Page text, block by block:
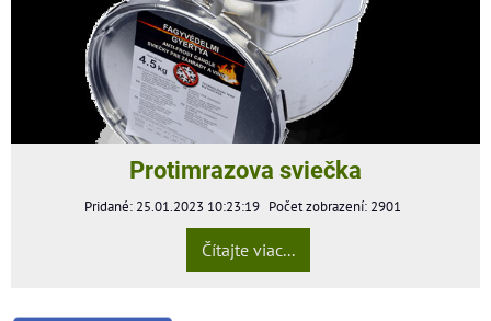
Protimrazova sviečka
Pridané: 25.01.2023 10:23:19 Počet zobrazení: 2901
Čítajte viac...